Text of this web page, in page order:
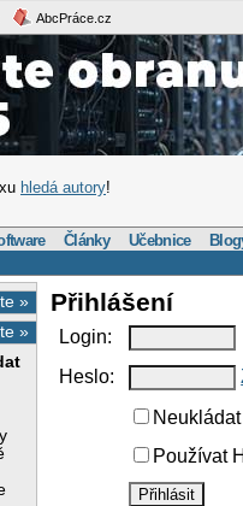
AbcPráce.cz
hledá autory!
Články Učebnice
»
»
Přihlášení
Login:
Heslo:
Používat